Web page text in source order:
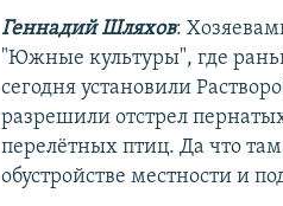
Геннадий Шляхов:
"Южные культуры", где
сегодня установили
разрешили отстрел
перелётных птиц. Да что
обустройстве местности и